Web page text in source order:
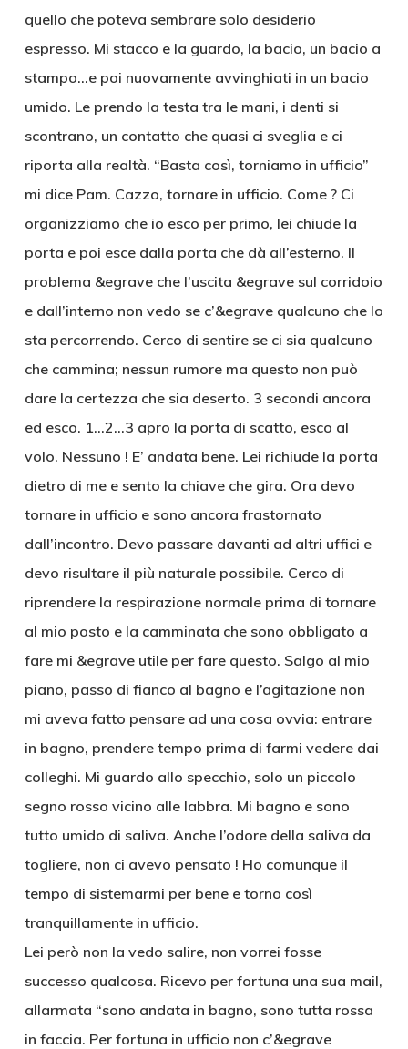
quello che poteva sembrare solo desiderio
espresso. Mi stacco e la guardo, la bacio, un bacio a
stampo…e poi nuovamente avvinghiati in un bacio
umido. Le prendo la testa tra le mani, i denti si
scontrano, un contatto che quasi ci sveglia e ci
riporta alla realtà. “Basta così, torniamo in ufficio”
mi dice Pam. Cazzo, tornare in ufficio. Come ? Ci
organizziamo che io esco per primo, lei chiude la
porta e poi esce dalla porta che dà all’esterno. Il
problema &egrave che l’uscita &egrave sul corridoio
e dall’interno non vedo se c’&egrave qualcuno che lo
sta percorrendo. Cerco di sentire se ci sia qualcuno
che cammina; nessun rumore ma questo non può
dare la certezza che sia deserto. 3 secondi ancora
ed esco. 1…2…3 apro la porta di scatto, esco al
volo. Nessuno ! E’ andata bene. Lei richiude la porta
dietro di me e sento la chiave che gira. Ora devo
tornare in ufficio e sono ancora frastornato
dall’incontro. Devo passare davanti ad altri uffici e
devo risultare il più naturale possibile. Cerco di
riprendere la respirazione normale prima di tornare
al mio posto e la camminata che sono obbligato a
fare mi &egrave utile per fare questo. Salgo al mio
piano, passo di fianco al bagno e l’agitazione non
mi aveva fatto pensare ad una cosa ovvia: entrare
in bagno, prendere tempo prima di farmi vedere dai
colleghi. Mi guardo allo specchio, solo un piccolo
segno rosso vicino alle labbra. Mi bagno e sono
tutto umido di saliva. Anche l’odore della saliva da
togliere, non ci avevo pensato ! Ho comunque il
tempo di sistemarmi per bene e torno così
tranquillamente in ufficio.
Lei però non la vedo salire, non vorrei fosse
successo qualcosa. Ricevo per fortuna una sua mail,
allarmata “sono andata in bagno, sono tutta rossa
in faccia. Per fortuna in ufficio non c’&egrave